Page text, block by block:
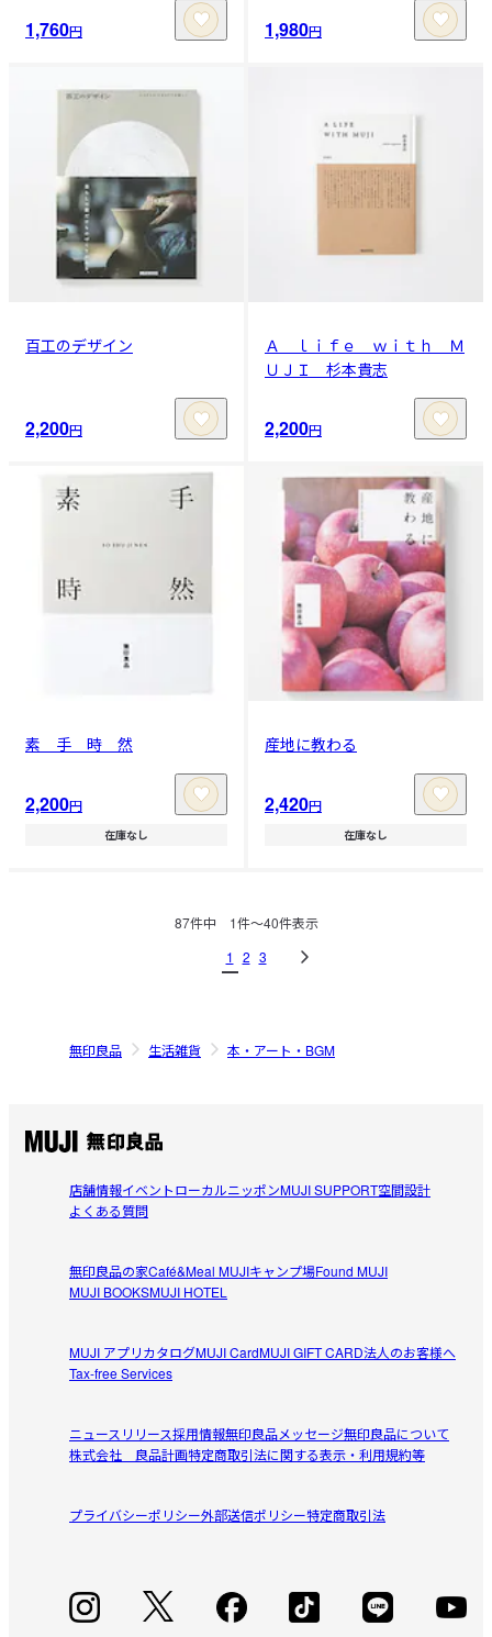
1,760円 1,980円
百工のデザイン
2,200円
Ａ ｌｉｆｅ ｗｉｔｈ Ｍ
ＵＪＩ 杉本貴志
2,200円
素＿手＿時＿然
2,200円
在庫なし
産地に教わる
2,420円
在庫なし
87件中 1件〜40件表示
1 2 3
無印良品 生活雑貨 本・アート・BGM
店舗情報イベントローカルニッポンMUJI SUPPORT空間設計
よくある質問
無印良品の家Café&Meal MUJIキャンプ場Found MUJI
MUJI BOOKSMUJI HOTEL
MUJI アプリカタログMUJI CardMUJI GIFT CARD法人のお客様へ
Tax-free Services
ニュースリリース採用情報無印良品メッセージ無印良品について
株式会社 良品計画特定商取引法に関する表示・利用規約等
プライバシーポリシー外部送信ポリシー特定商取引法